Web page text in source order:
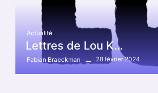
Actualité
Lettres de Lou K…
Fabian Braeckman 28 février 2024